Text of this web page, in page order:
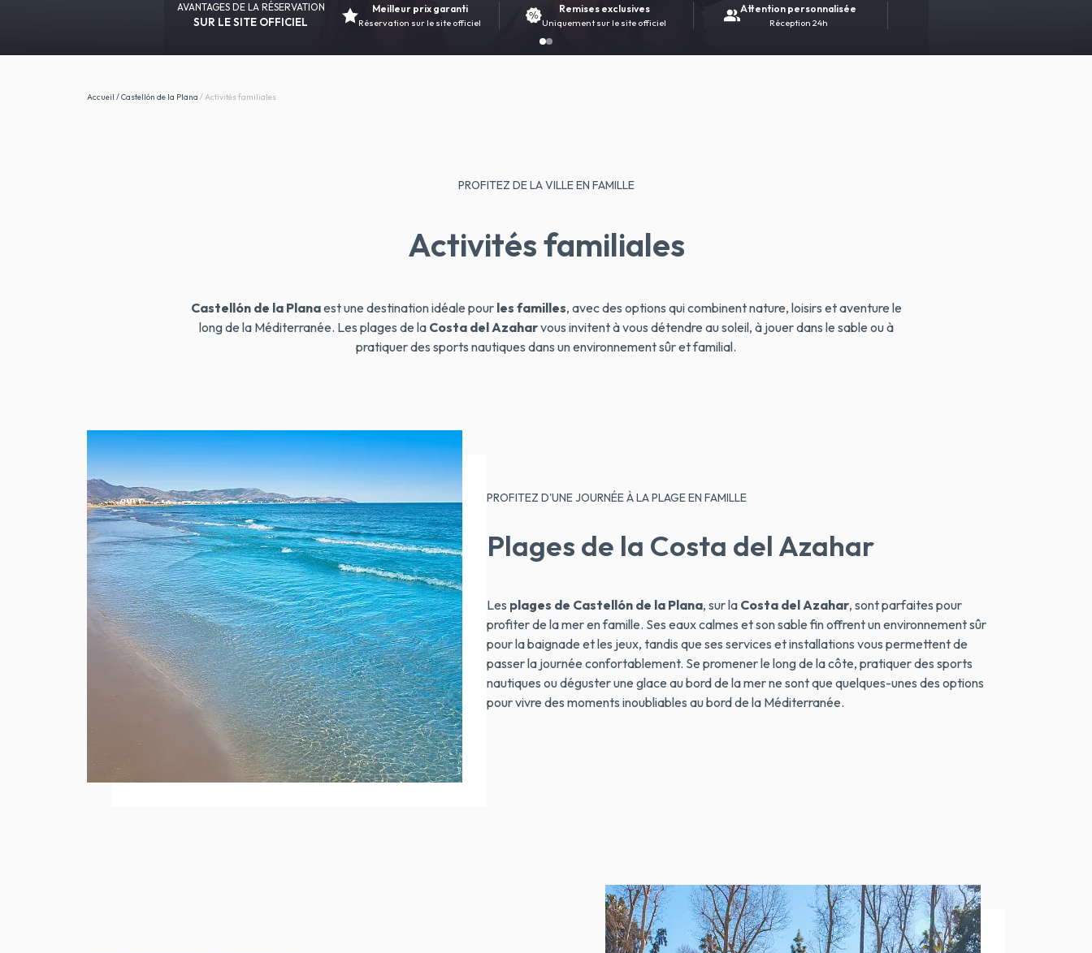
AVANTAGES DE LA RÉSERVATION
SUR LE SITE OFFICIEL
Meilleur prix garanti
Réservation sur le site officiel
Remises exclusives
Uniquement sur le site officiel
Attention personnalisée
Réception 24h
Accueil /Castellón de la Plana /Activités familiales
PROFITEZ DE LA VILLE EN FAMILLE
Activités familiales
Castellón de la Planaest une destination idéale pour les familles, avec des options qui combinent nature, loisirs et aventure le
long de la Méditerranée. Les plages de la Costa del Azaharvous invitent à vous détendre au soleil, à jouer dans le sable ou à
pratiquer des sports nautiques dans un environnement sûr et familial.
PROFITEZ D'UNE JOURNÉE À LA PLAGE EN FAMILLE
Plages de la Costa del Azahar
Les plages de Castellón de la Plana, sur la Costa del Azahar, sont parfaites pour
profiter de la mer en famille. Ses eaux calmes et son sable fin offrent un environnement sûr
pour la baignade et les jeux, tandis que ses services et installations vous permettent de
passer la journée confortablement. Se promener le long de la côte, pratiquer des sports
nautiques ou déguster une glace au bord de la mer ne sont que quelques-unes des options
pour vivre des moments inoubliables au bord de la Méditerranée.